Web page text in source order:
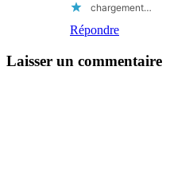
chargement…
Répondre
Laisser un commentaire